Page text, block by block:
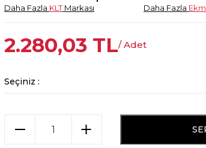
Daha Fazla KLTMarkası Daha Fazla
2.280,03 TL/ Adet
Seçiniz :